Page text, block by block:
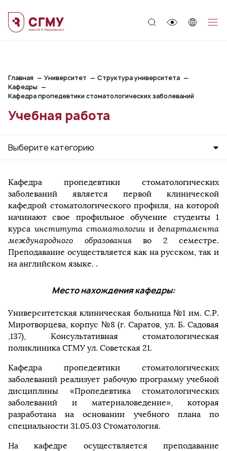
Главная Университет
Структура университета
Кафедры
Кафедра пропедевтики стоматологических заболеваний
Учебная работа
Выберите категорию
Кафедра пропедевтики стоматологических
заболеваний является первой клинической
кафедрой стоматологического профиля, на которой
начинают свое профильное обучение студенты 1
курса института стоматологиии департамента
международного образованияво 2 семестре.
Преподавание осуществляется как на русском, так и
на английском языке. .
Место нахождения кафедры:
Университетская клиническая больница №1 им. С.Р.
Миротворцева, корпус №8 (г. Саратов, ул. Б. Садовая
,137), Консультативная стоматологическая
поликлиника СГМУ ул. Советская 21.
Кафедра пропедевтики стоматологических
заболеваний реализует рабочую программу учебной
дисциплины «Пропедевтика стоматологических
заболеваний и материаловедение», которая
разработана на основании учебного плана по
специальности 31.05.03 Стоматология.
На кафедре осуществляется преподавание